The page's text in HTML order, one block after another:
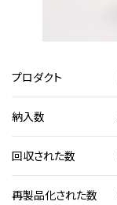
プロダクト
納入数
回収された数
再製品化された数